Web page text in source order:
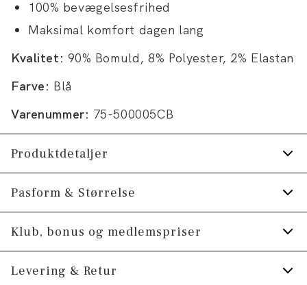
100% bevægelsesfrihed
Maksimal komfort dagen lang
Kvalitet: 90% Bomuld, 8% Polyester, 2% Elastan
Farve: Blå
Varenummer: 75-500005CB
Produktdetaljer
Lavet med Superflex, der giver ekstra
elasticitet og komfor.
Der er gylp med lynlås.
Mærke med logo på linningen.
Der er to lommer, samt en møntlomme, foran
Pasform & Størrelse
Fit:Regular fit
stram.
Klub, bonus og medlemspriser
Tilmeld dig Klub Tøjeksperten helt gratis.
Levering & Retur